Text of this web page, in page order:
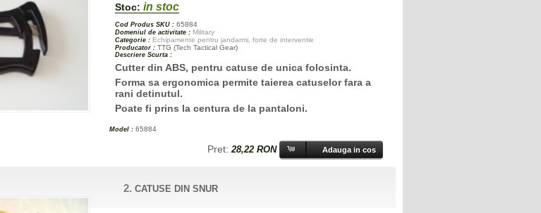
Stoc: in stoc
Cod Produs SKU : 65884
Domeniul de activitate : Military
Categorie : Echipamente pentru jandarmi, forte de interventie
Producator : TTG (Tech Tactical Gear)
Descriere Scurta :
Cutter din ABS, pentru catuse de unica folosinta.
Forma sa ergonomica permite taierea catuselor fara a
rani detinutul.
Poate fi prins la centura de la pantaloni.
Model : 65884
Pret:28,22 RON
2.CATUSE DIN SNUR